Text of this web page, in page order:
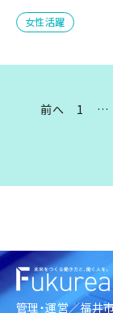
女性活躍
前へ 1 …
管理・運営／福井